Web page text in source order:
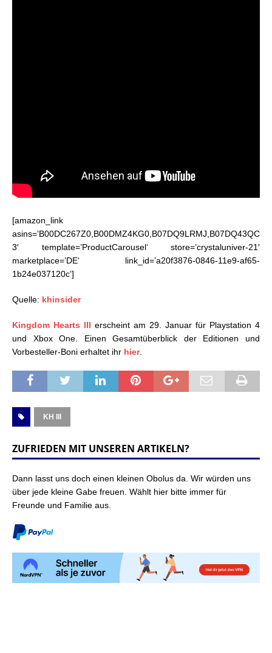
[amazon_link
asins=’B00DC267Z0,B00DMZ4KG0,B07DQ9LRMJ,B07DQ43QC
3′ template=’ProductCarousel‘ store=’crystaluniver-21′
marketplace=’DE‘ link_id=’a20f3876-0846-11e9-af65-
1b24e037120c‘]
Quelle: khinsider
Kingdom Hearts III erscheint am 29. Januar für Playstation 4
und Xbox One. Einen Gesamtüberblick der Editionen und
Vorbesteller-Boni erhaltet ihr hier.
KH III
ZUFRIEDEN MIT UNSEREN ARTIKELN?
Dann lasst uns doch einen kleinen Obolus da. Wir würden uns
über jede kleine Gabe freuen. Wählt hier bitte immer für
Freunde und Familie aus.